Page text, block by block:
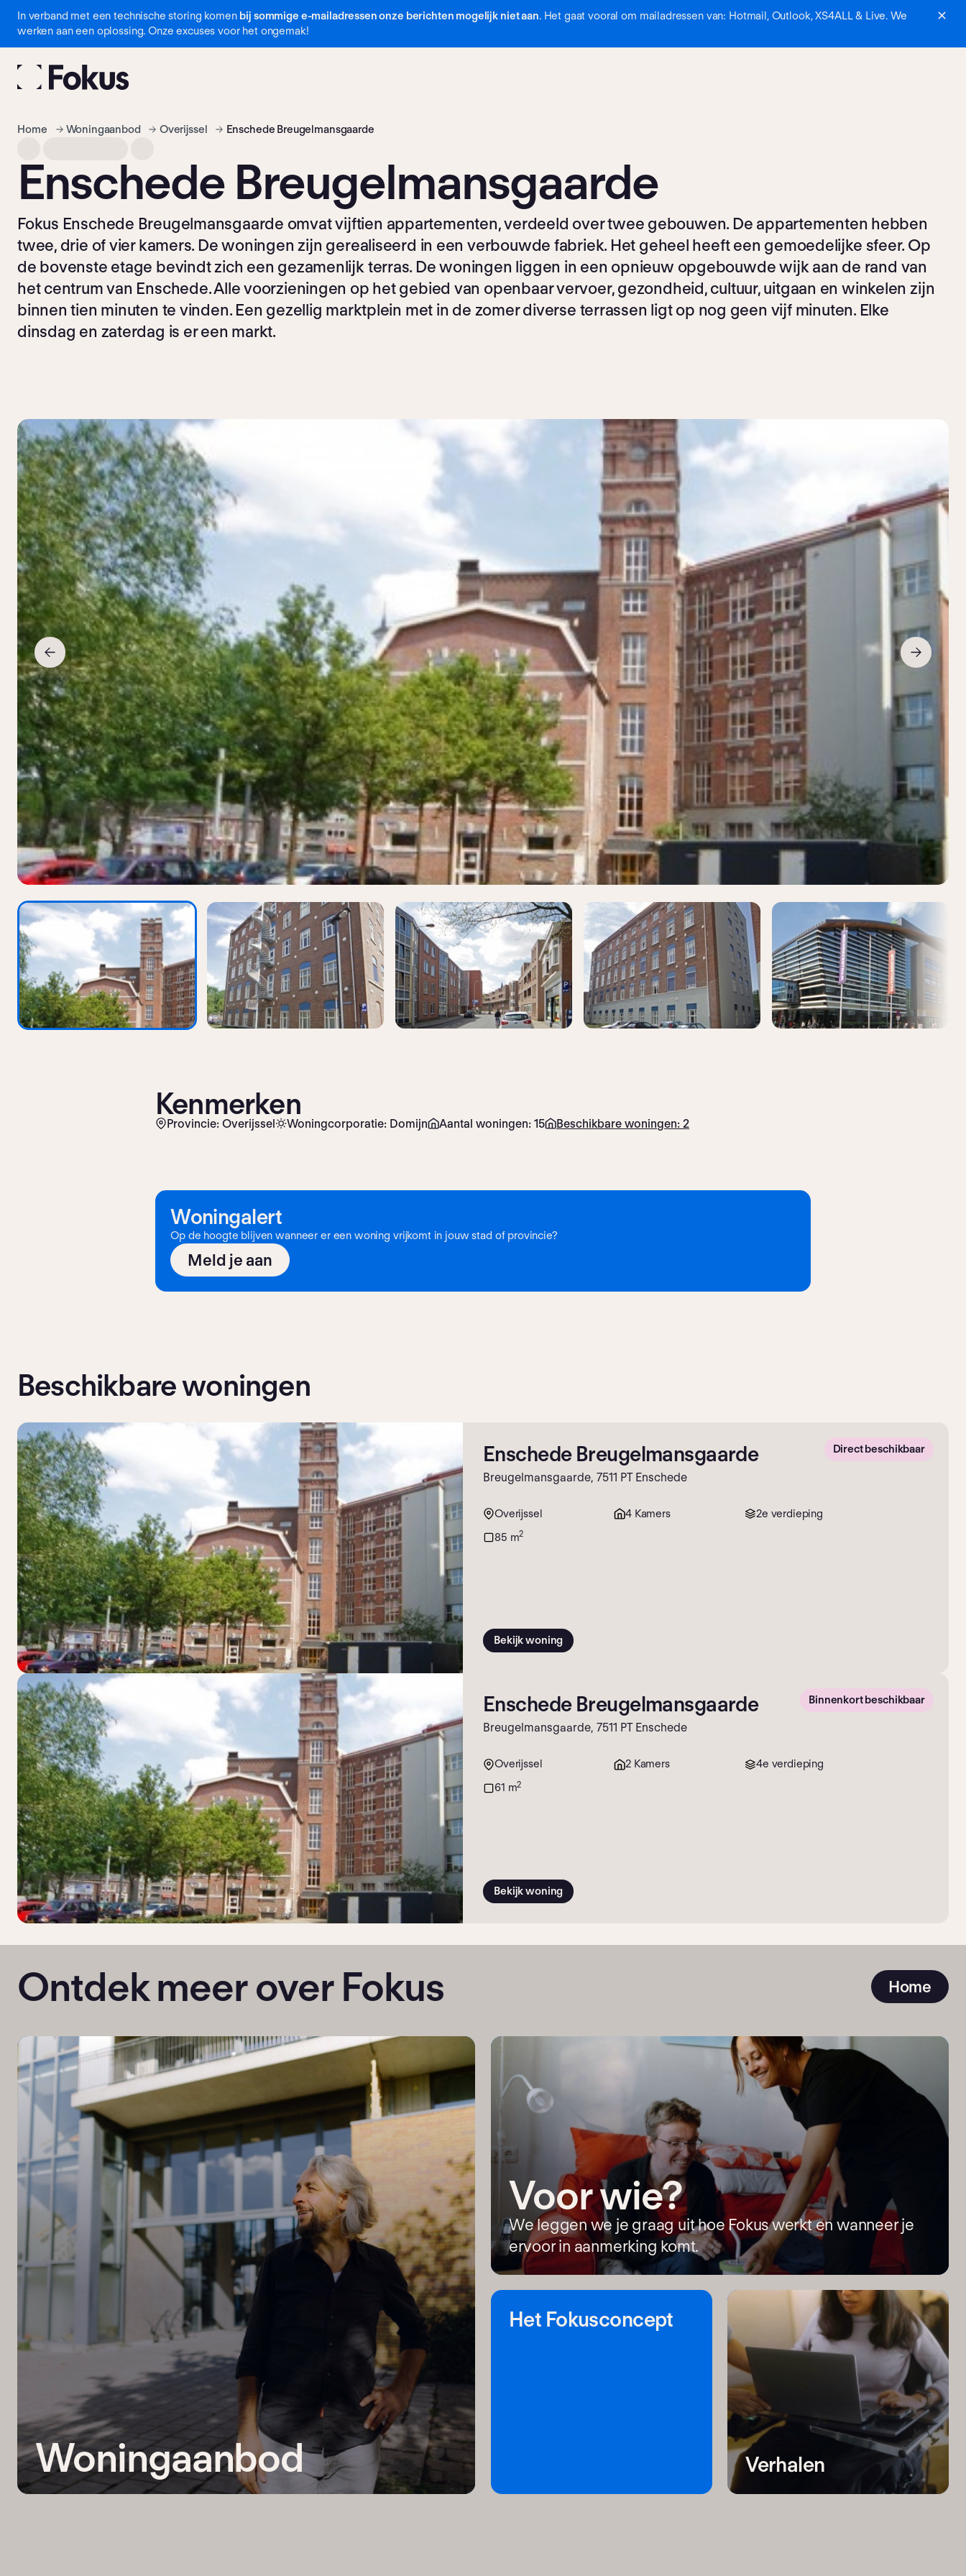
Navigatie
In verband met een technische storing komen bij sommige e-mailadressen onze berichten mogelijk niet aan. Het gaat vooral om mailadressen van: Hotmail, Outlook, XS4ALL & Live. We
werken aan een oplossing. Onze excuses voor het ongemak!
Home Woning­aanbod Overijssel Enschede Breugelmansgaarde
Enschede Breugelmansgaarde
Fokus Enschede Breugelmansgaarde omvat vijftien appartementen, verdeeld over twee gebouwen. De appartementen hebben
twee, drie of vier kamers. De woningen zijn gerealiseerd in een verbouwde fabriek. Het geheel heeft een gemoedelijke sfeer. Op
de bovenste etage bevindt zich een gezamenlijk terras. De woningen liggen in een opnieuw opgebouwde wijk aan de rand van
het centrum van Enschede. Alle voorzieningen op het gebied van openbaar vervoer, gezondheid, cultuur, uitgaan en winkelen zijn
binnen tien minuten te vinden. Een gezellig marktplein met in de zomer diverse terrassen ligt op nog geen vijf minuten. Elke
dinsdag en zaterdag is er een markt.
Kenmerken
Provincie: Overijssel Woningcorporatie: Domijn Aantal woningen: 15 Beschikbare woningen: 2
Woningalert
Op de hoogte blijven wanneer er een woning vrijkomt in jouw stad of provincie?
Meld je aan
Beschikbare woningen
Direct beschikbaar
Enschede Breugelmansgaarde
Breugelmansgaarde, 7511 PT Enschede
Overijssel 4 Kamers
2e verdieping
85 m2
Bekijk woning
Binnenkort beschikbaar
Enschede Breugelmansgaarde
Breugelmansgaarde, 7511 PT Enschede
Overijssel 2 Kamers
4e verdieping
61 m2
Bekijk woning
Ontdek meer over Fokus Home
Woningaanbod
Voor wie?
We leggen we je graag uit hoe Fokus werkt en wanneer je
ervoor in aanmerking komt.
Het Fokusconcept
Verhalen